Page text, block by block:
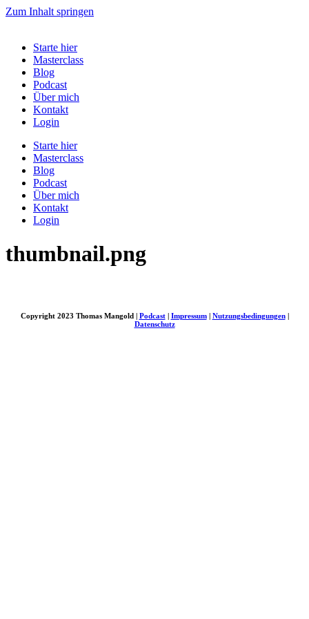
Zum Inhalt springen
Starte hier
Masterclass
Blog
Podcast
Über mich
Kontakt
Login
Starte hier
Masterclass
Blog
Podcast
Über mich
Kontakt
Login
thumbnail.png
Copyright 2023 Thomas Mangold | Podcast| Impressum| Nutzungsbedingungen|
Datenschutz